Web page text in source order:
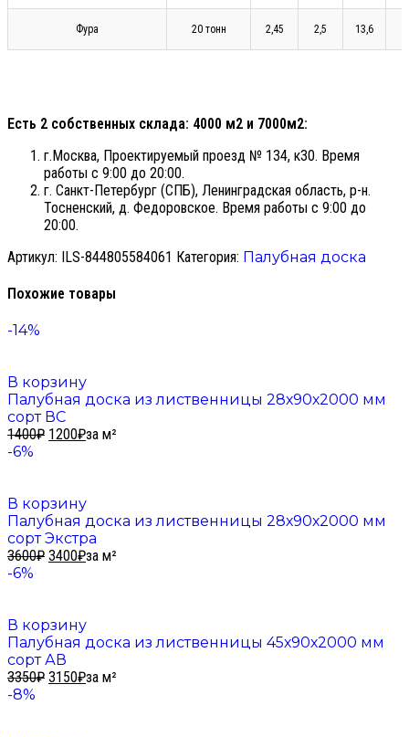
Фура 20 тонн 2,45 2,5 13,6
Есть 2 собственных склада: 4000 м2 и 7000м2:
г.Москва, Проектируемый проезд № 134, к30. Время
работы с 9:00 до 20:00.
г. Санкт-Петербург (СПБ), Ленинградская область, р-н.
Тосненский, д. Федоровское. Время работы с 9:00 до
20:00.
Артикул: ILS-844805584061 Категория: Палубная доска
Похожие товары
-14%
В корзину
Палубная доска из лиственницы 28х90х2000 мм
сорт ВС
1400₽ 1200₽за м²
-6%
В корзину
Палубная доска из лиственницы 28х90х2000 мм
сорт Экстра
3600₽ 3400₽за м²
-6%
В корзину
Палубная доска из лиственницы 45х90х2000 мм
сорт АВ
3350₽ 3150₽за м²
-8%